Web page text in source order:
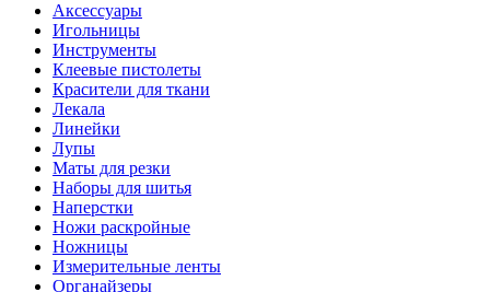
Аксессуары
Игольницы
Инструменты
Клеевые пистолеты
Красители для ткани
Лекала
Линейки
Лупы
Маты для резки
Наборы для шитья
Наперстки
Ножи раскройные
Ножницы
Измерительные ленты
Органайзеры